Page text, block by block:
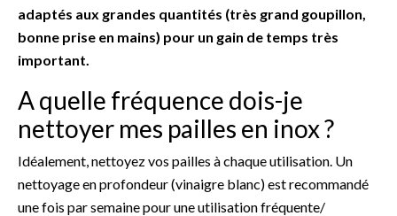
adaptés aux grandes quantités (très grand goupillon,
bonne prise en mains) pour un gain de temps très
important.
A quelle fréquence dois-je
nettoyer mes pailles en inox ?
Idéalement, nettoyez vos pailles à chaque utilisation. Un
nettoyage en profondeur (vinaigre blanc) est recommandé
une fois par semaine pour une utilisation fréquente/